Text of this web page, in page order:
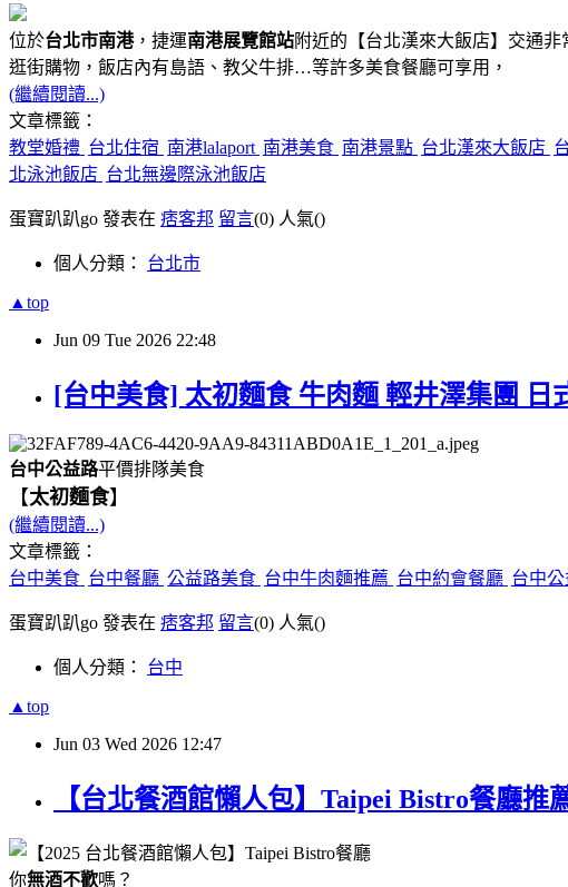
位於台北市南港，捷運南港展覽館站附近的【台北漢來大飯店】交通
逛街購物，飯店內有島語、教父牛排…等許多美食餐廳可享用，
(繼續閱讀...)
文章標籤：
教堂婚禮 台北住宿 南港lalaport 南港美食 南港景點 台北漢來大飯店
北泳池飯店 台北無邊際泳池飯店
蛋寶趴趴go 發表在 痞客邦 留言(0) 人氣()
個人分類： 台北市
▲top
Jun 09 Tue 2026 22:48
[台中美食] 太初麵食 牛肉麵 輕井澤集團 日
台中公益路平價排隊美食
【太初麵食】
(繼續閱讀...)
文章標籤：
台中美食 台中餐廳 公益路美食 台中牛肉麵推薦 台中約會餐廳 台中
蛋寶趴趴go 發表在 痞客邦 留言(0) 人氣()
個人分類： 台中
▲top
Jun 03 Wed 2026 12:47
【台北餐酒館懶人包】Taipei Bistro餐廳
你無酒不歡嗎？